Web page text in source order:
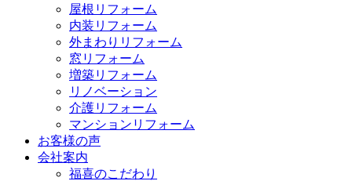
屋根リフォーム
内装リフォーム
外まわりリフォーム
窓リフォーム
増築リフォーム
リノベーション
介護リフォーム
マンションリフォーム
お客様の声
会社案内
福喜のこだわり